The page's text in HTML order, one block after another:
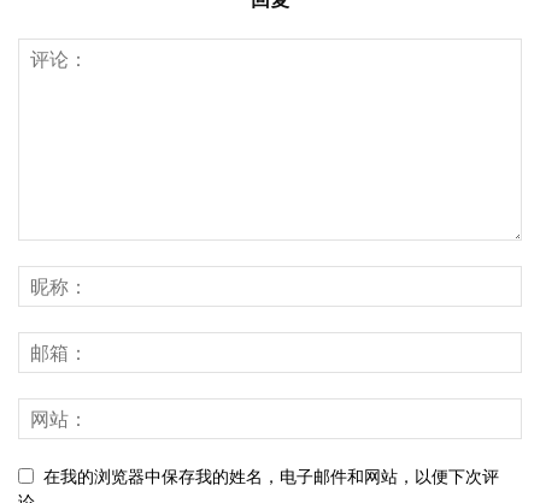
在我的浏览器中保存我的姓名，电子邮件和网站，以便下次评